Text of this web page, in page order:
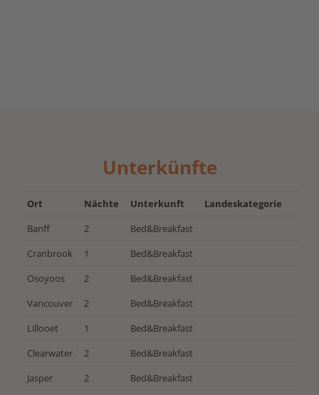
Unterkünfte
Ort Nächte Unterkunft
Landeskategorie
Banff
2
Bed&Breakfast
Cranbrook
1
Bed&Breakfast
Osoyoos
2
Bed&Breakfast
Vancouver
2
Bed&Breakfast
Lillooet
1
Bed&Breakfast
Clearwater
2
Bed&Breakfast
Jasper
2 Bed&Breakfast